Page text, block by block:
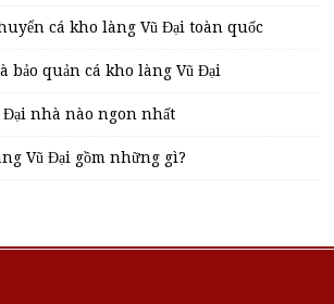
cá kho làng Vũ Đại toàn quốc
bảo quản cá kho làng Vũ Đại
Đại nhà nào ngon nhất
Vũ Đại gồm những gì?